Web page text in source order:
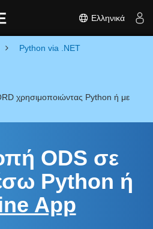
Ελληνικά
Python via .NET
χρησιμοποιώντας Python ή με
ODS σε
Python ή
App